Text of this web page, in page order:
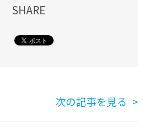
SHARE
次の記事を見る